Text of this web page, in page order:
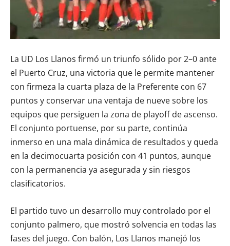
La UD Los Llanos firmó un triunfo sólido por 2–0 ante
el Puerto Cruz, una victoria que le permite mantener
con firmeza la cuarta plaza de la Preferente con 67
puntos y conservar una ventaja de nueve sobre los
equipos que persiguen la zona de playoff de ascenso.
El conjunto portuense, por su parte, continúa
inmerso en una mala dinámica de resultados y queda
en la decimocuarta posición con 41 puntos, aunque
con la permanencia ya asegurada y sin riesgos
clasificatorios.
El partido tuvo un desarrollo muy controlado por el
conjunto palmero, que mostró solvencia en todas las
fases del juego. Con balón, Los Llanos manejó los